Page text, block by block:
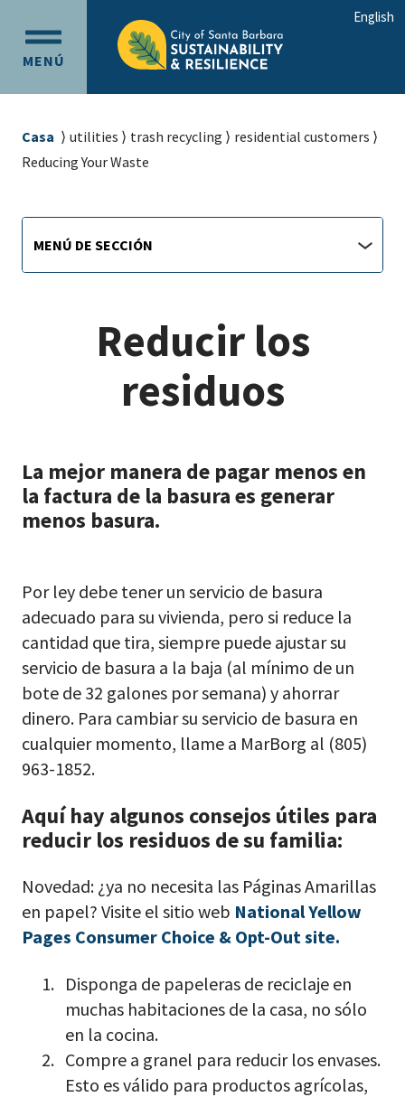
contenido
principal
navegación
English
MENÚ
OPEN
MENU
Sobrescribir
enlaces
ayuda
Casa utilities trash recycling
residential customers
Reducing Your Waste
Sustainability
main
de
sección
MENÚ DE SECCIÓN
Reducir los
residuos
La mejor manera de pagar menos en
la factura de la basura es generar
menos basura.
Por ley debe tener un servicio de basura
adecuado para su vivienda, pero si reduce la
cantidad que tira, siempre puede ajustar su
servicio de basura a la baja (al mínimo de un
bote de 32 galones por semana) y ahorrar
dinero. Para cambiar su servicio de basura en
cualquier momento, llame a MarBorg al (805)
963-1852.
Aquí hay algunos consejos útiles para
reducir los residuos de su familia:
Novedad: ¿ya no necesita las Páginas Amarillas
en papel? Visite el sitio web National Yellow
Pages Consumer Choice & Opt-Out site.
Disponga de papeleras de reciclaje en
muchas habitaciones de la casa, no sólo
en la cocina.
Compre a granel para reducir los envases.
Esto es válido para productos agrícolas,